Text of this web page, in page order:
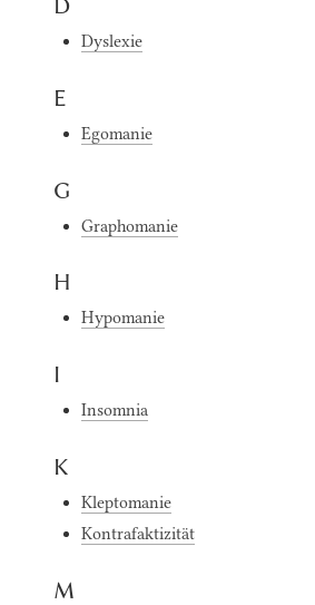
D
Dyslexie
E
Egomanie
G
Graphomanie
H
Hypomanie
I
Insomnia
K
Kleptomanie
Kontrafaktizität
M